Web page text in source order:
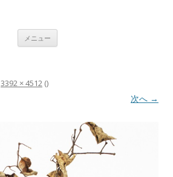
メニュー
3392 × 4512 ()
次へ →